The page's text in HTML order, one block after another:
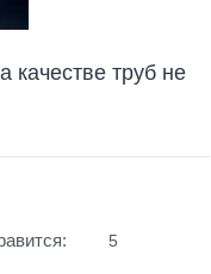
качестве труб не
5